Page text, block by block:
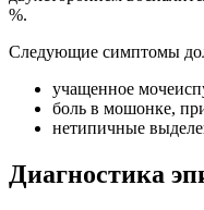
%.
Следующие симптомы
учащенное
боль в мошонке,
нетипичные
Диагностика